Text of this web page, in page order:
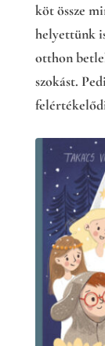
köt össze
helyettünk
otthon
szokást.